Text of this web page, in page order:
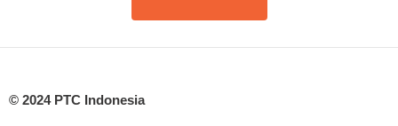
© 2024 PTC Indonesia